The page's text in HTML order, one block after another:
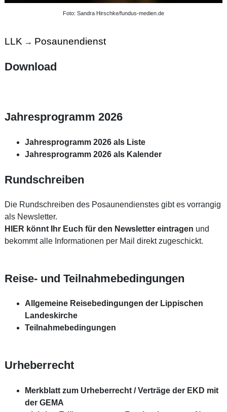
Foto: Sandra Hirschke/fundus-medien.de
LLK → Posaunendienst
Download
Jahresprogramm 2026
Jahresprogramm 2026 als Liste
Jahresprogramm 2026 als Kalender
Rundschreiben
Die Rundschreiben des Posaunendienstes gibt es vorrangig
als Newsletter.
HIER könnt Ihr Euch für den Newsletter eintragen und
bekommt alle Informationen per Mail direkt zugeschickt.
Reise- und Teilnahmebedingungen
Allgemeine Reisebedingungen der Lippischen
Landeskirche
Teilnahmebedingungen
Urheberrecht
Merkblatt zum Urheberrecht / Verträge der EKD mit
der GEMA